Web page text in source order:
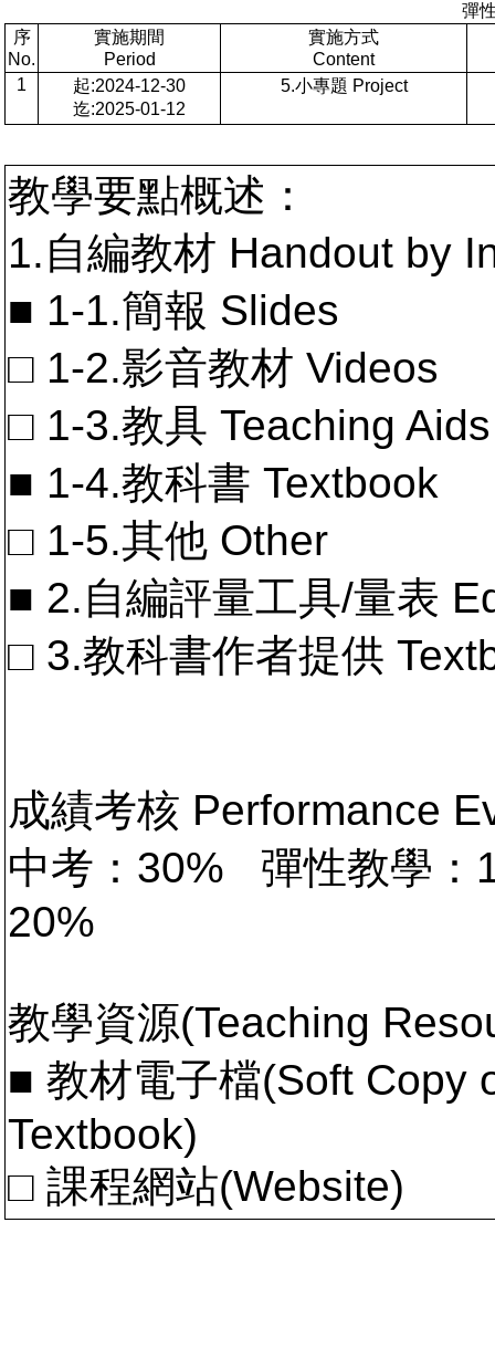
彈
序
No.
實施期間
Period
實施方式
Content
1
起:2024-12-30
迄:2025-01-12
5.小專題 Project
教學要點概述：
1.自編教材 Handout by
■ 1-1.簡報 Slides
□ 1-2.影音教材 Videos
□ 1-3.教具 Teaching Aids
■ 1-4.教科書 Textbook
□ 1-5.其他 Other
■ 2.自編評量工具/量表
□ 3.教科書作者提供
成績考核 Performance
中考：30% 彈性教學
20%
教學資源(Teaching
■ 教材電子檔(Soft Copy
Textbook)
□ 課程網站(Website)